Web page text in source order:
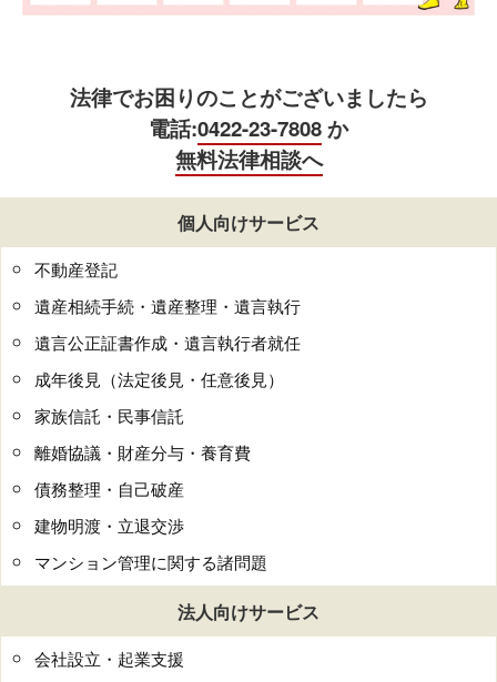
法律でお困りのことがございましたら
電話:0422-23-7808か
無料法律相談へ
個人向けサービス
不動産登記
遺産相続手続・遺産整理・遺言執行
遺言公正証書作成・遺言執行者就任
成年後見（法定後見・任意後見）
家族信託・民事信託
離婚協議・財産分与・養育費
債務整理・自己破産
建物明渡・立退交渉
マンション管理に関する諸問題
法人向けサービス
会社設立・起業支援